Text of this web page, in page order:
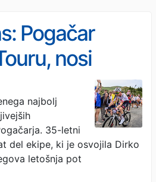
Pogačar
nosi
pa še
posteljo
najbolj
35-letni
del ekipe, ki je osvojila Dirko
letošnja pot